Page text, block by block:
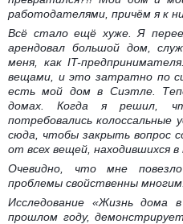
работодателями, причём я к
Всё стало ещё хуже. Я
арендовал большой дом,
меня, как IT-
вещами, и это затратно по
есть мой дом в Сиэтле.
домах. Когда я решил,
потребовались колоссальные
сюда, чтобы закрыть вопрос
от всех вещей, находившихся в
Очевидно, что мне
проблемы свойственны многим.
Исследование «Жизнь дома
прошлом году,